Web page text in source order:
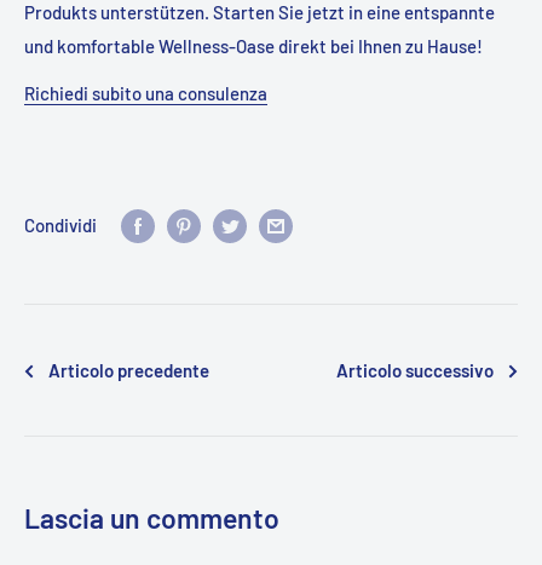
Produkts unterstützen. Starten Sie jetzt in eine entspannte
und komfortable Wellness-Oase direkt bei Ihnen zu Hause!
Richiedi subito una consulenza
Condividi
Articolo precedente Articolo successivo
Lascia un commento